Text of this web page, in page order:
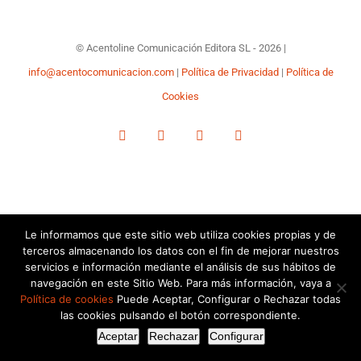
© Acentoline Comunicación Editora SL - 2026 |
info@acentocomunicacion.com | Política de Privacidad | Política de
Cookies
FacebookYouTubeInstagramLinkedIn
Le informamos que este sitio web utiliza cookies propias y de
terceros almacenando los datos con el fin de mejorar nuestros
servicios e información mediante el análisis de sus hábitos de
navegación en este Sitio Web. Para más información, vaya a
Política de cookies Puede Aceptar, Configurar o Rechazar todas
las cookies pulsando el botón correspondiente.
Aceptar
Rechazar Configurar